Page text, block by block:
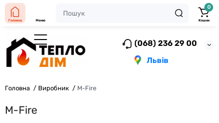
(068) 236 29 00
Львів
Головна Меню
0
Кошик
Головна Виробник M-Fire
M-Fire